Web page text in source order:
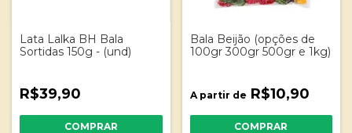
Lata Lalka BH Bala
Sortidas 150g - (und)
R$39,90
Bala Beijão (opções de
100gr 300gr 500gr e 1kg)
A partir de R$10,90
COMPRAR